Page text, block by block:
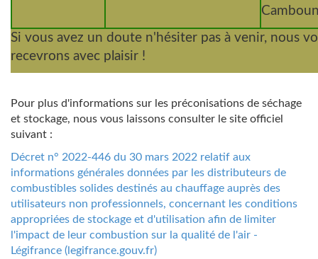
Si vous avez un doute n'hésiter pas à venir, nous
recevrons avec plaisir !
Pour plus d'informations sur les préconisations de séchage
et stockage, nous vous laissons consulter le site officiel
suivant :
Décret n° 2022-446 du 30 mars 2022 relatif aux
informations générales données par les distributeurs de
combustibles solides destinés au chauffage auprès des
utilisateurs non professionnels, concernant les conditions
appropriées de stockage et d'utilisation afin de limiter
l'impact de leur combustion sur la qualité de l'air -
Légifrance (legifrance.gouv.fr)